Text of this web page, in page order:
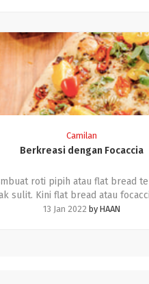
Camilan
Berkreasi dengan Focaccia
roti pipih atau flat bread
sulit. Kini flat bread atau
juga ditambahkan dengan Haan
13 Jan 2022 by HAAN